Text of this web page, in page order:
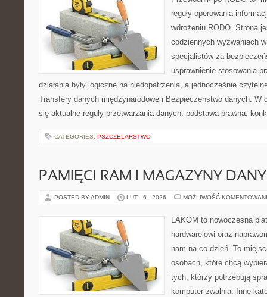
reguły operowania
wdrożeniu RODO. Strona
codziennych wyzwaniach
specjalistów za
usprawnienie stosowania
działania były logiczne na niedopatrzenia, a jednocześnie
Transfery danych międzynarodowe i Bezpieczeństwo danych. W
się aktualne reguły przetwarzania danych: podstawa prawna,
CATEGORIES: PSZCZELARSTWO
PAMIĘCI RAM I MAGAZYNY
POSTED BY ADMIN LUT - 6 - 2026 MOŻLIWOŚĆ
LAKOM to nowoczesna
hardware’owi oraz
nam na co dzień. To
osobach, które chcą
tych, którzy potrzebują
komputer zwalnia. Inne